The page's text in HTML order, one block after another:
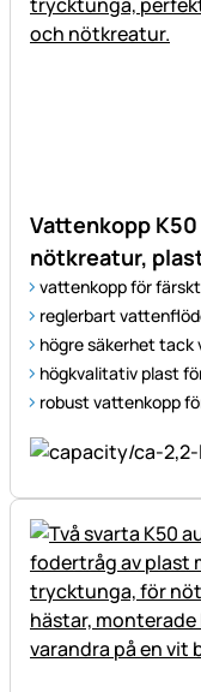
Vattenkopp
nötkreatur,
vattenkopp för
reglerbart
högre säkerhet tack
högkvalitativ plast
robust vattenkopp